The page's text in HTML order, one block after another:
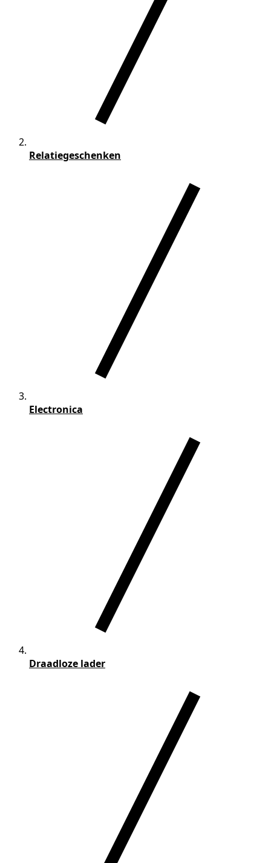
Relatiegeschenken
Electronica
Draadloze lader